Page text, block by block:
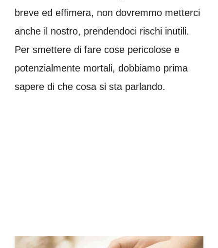
breve ed effimera, non dovremmo metterci
anche il nostro, prendendoci rischi inutili.
Per smettere di fare cose pericolose e
potenzialmente mortali, dobbiamo prima
sapere di che cosa si sta parlando.